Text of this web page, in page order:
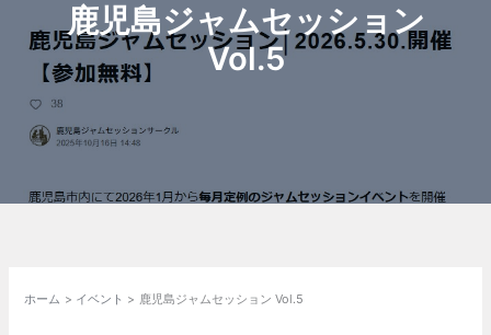
鹿児島ジャムセッション
Vol.5
ホーム イベント 鹿児島ジャムセッション Vol.5